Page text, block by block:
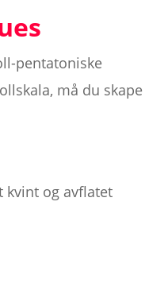
pentatoniske
må du skape
kvint og avflatet